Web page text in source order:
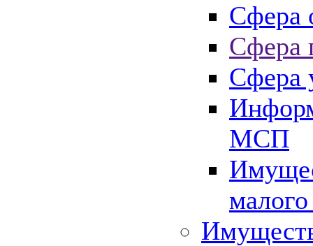
Сфера
Сфера
Сфера
МСП